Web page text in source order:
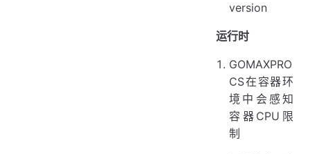
version
运行时
GOMAXPRO
CS在容器环
境中会感知
容器CPU限
制